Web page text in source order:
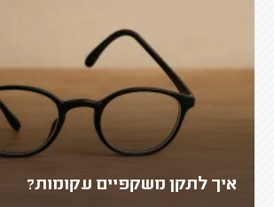
איך לתקן משקפיים עקומות?